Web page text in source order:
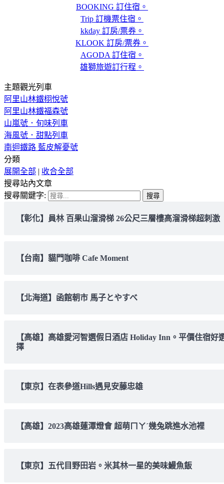
BOOKING 訂住宿。
Trip 訂機票住宿。
kkday 訂房/票券。
KLOOK 訂房/票券。
AGODA 訂住宿。
雄獅旅遊訂行程。
主題觀光列車
阿里山林鐵栩悅號
阿里山林鐵福森號
山嵐號．旬味列車
海風號．甜點列車
南迴鐵路 藍皮解憂號
分類
展開全部 | 收合全部
搜尋站內文章
搜尋關鍵字:
【彰化】員林 百果山溜滑梯 26公尺三層樓高溜滑梯超刺激
【台南】貓門咖啡 Cafe Moment
【北海道】函館朝市 馬子とやすべ
【高雄】高雄愛河智選假日酒店 Holiday Inn。平價住宿好
擇
【東京】在表參道Hills遇見安藤忠雄
【高雄】2023高雄蓮潭燈會 超萌ㄇㄚˊ幾兔跳進水池裡
【東京】五代目野田岩。米其林一星的美味鰻魚飯